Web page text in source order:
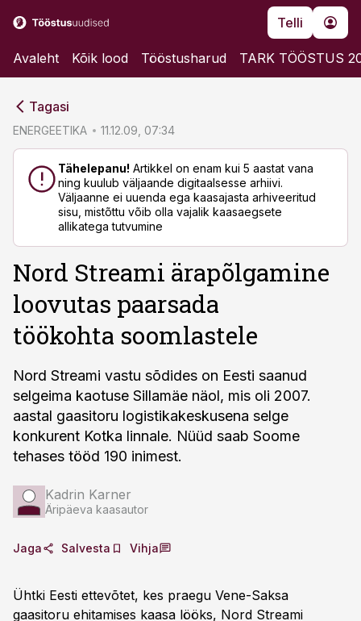
Telli
Avaleht Kõik lood Tööstusharud TARK TÖÖSTUS
Tagasi
ENERGEETIKA 11.12.09, 07:34
Tähelepanu! Artikkel on enam kui 5 aastat vana
ning kuulub väljaande digitaalsesse arhiivi.
Väljaanne ei uuenda ega kaasajasta arhiveeritud
sisu, mistõttu võib olla vajalik kaasaegsete
allikatega tutvumine
Nord Streami ärapõlgamine
loovutas paarsada
töökohta soomlastele
Nord Streami vastu sõdides on Eesti saanud
selgeima kaotuse Sillamäe näol, mis oli 2007.
aastal gaasitoru logistikakeskusena selge
konkurent Kotka linnale. Nüüd saab Soome
tehases tööd 190 inimest.
Kadrin Karner
Äripäeva kaasautor
Jaga Salvesta Vihja
Ühtki Eesti ettevõtet, kes praegu Vene-Saksa
gaasitoru ehitamises kaasa lööks, Nord Streami